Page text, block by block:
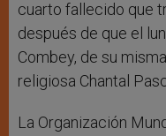
cuarto fallecido que
después de que el
Combey, de su
religiosa Chantal
La Organización